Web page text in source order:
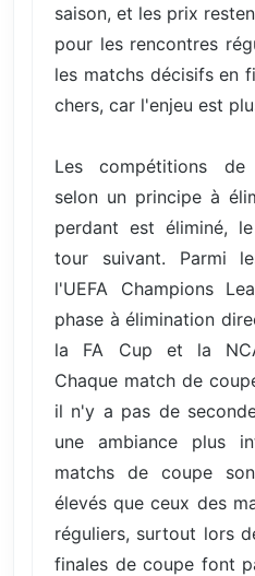
saison, et les prix
pour les rencontres
les matchs décisifs en
chers, car l'enjeu est
Les compétitions de
selon un principe à
perdant est éliminé,
tour suivant. Parmi
l'UEFA Champions
phase à élimination
la FA Cup et la
Chaque match de
il n'y a pas de
une ambiance plus
matchs de coupe
élevés que ceux des
réguliers, surtout lors
finales de coupe font